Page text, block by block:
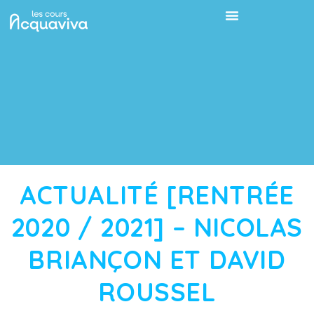
ACTUALITÉ [RENTRÉE
2020 / 2021] – NICOLAS
BRIANÇON ET DAVID
ROUSSEL